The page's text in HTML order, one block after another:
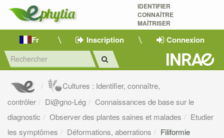
IDENTIFIER
CONNAÎTRE
MAÎTRISER
Fr Inscription Connexion
Cultures : Identifier, connaître,
contrôler
Di@gno-Lég
Connaissances de base sur le
diagnostic
Observer des plantes saines et malades
Etudier
les symptômes
Déformations, aberrations Filiformie